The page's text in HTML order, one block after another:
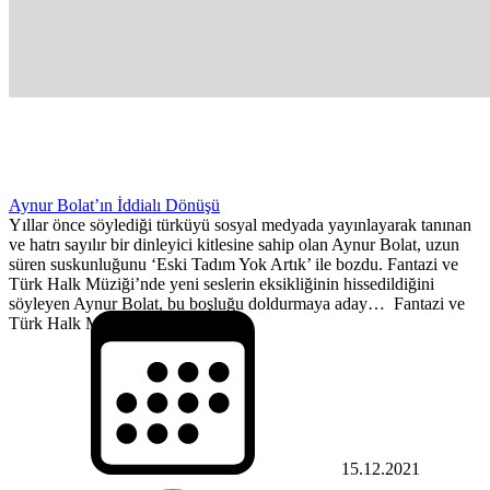
Aynur Bolat’ın İddialı Dönüşü
Yıllar önce söylediği türküyü sosyal medyada yayınlayarak tanınan
ve hatrı sayılır bir dinleyici kitlesine sahip olan Aynur Bolat, uzun
süren suskunluğunu ‘Eski Tadım Yok Artık’ ile bozdu. Fantazi ve
Türk Halk Müziği’nde yeni seslerin eksikliğinin hissedildiğini
söyleyen Aynur Bolat, bu boşluğu doldurmaya aday… Fantazi ve
Türk Halk Müziği’nin güçlü sesi...
15.12.2021